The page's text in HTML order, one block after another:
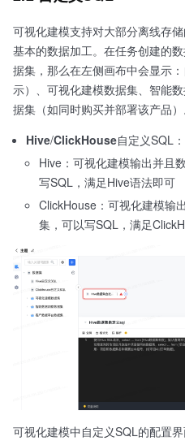
可视化建模支持对大部分离线存
基本的数据加工。在任务创建的
据集，那么在左侧画布中会显示
示）、可视化建模数据集、智能
据集（如同时购买并部署该产品
Hive/ClickHouse自定义SQL：
Hive：可视化建模输出并且
写SQL，满足Hive语法即可
ClickHouse：可视化建模输
集，可以写SQL，满足
可视化建模中自定义SQL的配置